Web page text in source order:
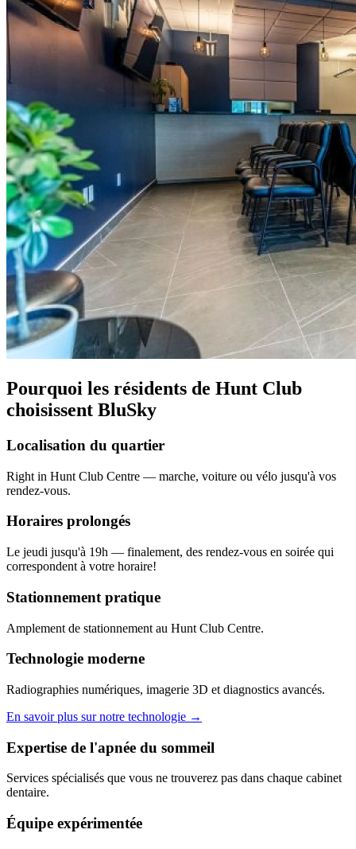
Pourquoi les résidents de Hunt Club
choisissent BluSky
Localisation du quartier
Right in Hunt Club Centre — marche, voiture ou vélo jusqu'à vos
rendez-vous.
Horaires prolongés
Le jeudi jusqu'à 19h — finalement, des rendez-vous en soirée qui
correspondent à votre horaire!
Stationnement pratique
Amplement de stationnement au Hunt Club Centre.
Technologie moderne
Radiographies numériques, imagerie 3D et diagnostics avancés.
En savoir plus sur notre technologie →
Expertise de l'apnée du sommeil
Services spécialisés que vous ne trouverez pas dans chaque cabinet
dentaire.
Équipe expérimentée